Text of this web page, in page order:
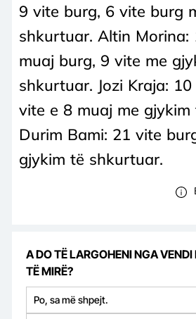
9 vite burg, 6 vite burg
shkurtuar. Altin Morina:
muaj burg, 9 vite me
shkurtuar. Jozi Kraja:
vite e 8 muaj me
Durim Bami: 21 vite
gjykim të shkurtuar.
A DO TË LARGOHENI NGA VENDI
TË MIRË?
Po, sa më shpejt.